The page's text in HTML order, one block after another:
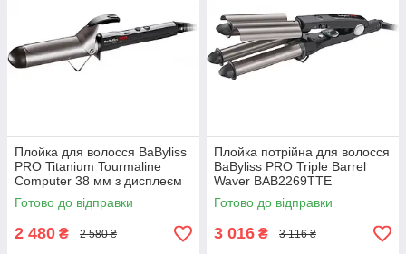
Плойка для волосся BaByliss
PRO Titanium Tourmaline
Computer 38 мм з дисплеєм
BAB2275TTE
Готово до відправки
2 480 ₴ 2 580 ₴
Плойка потрійна для волосся
BaByliss PRO Triple Barrel
Waver BAB2269TTE
Готово до відправки
3 016 ₴ 3 116 ₴